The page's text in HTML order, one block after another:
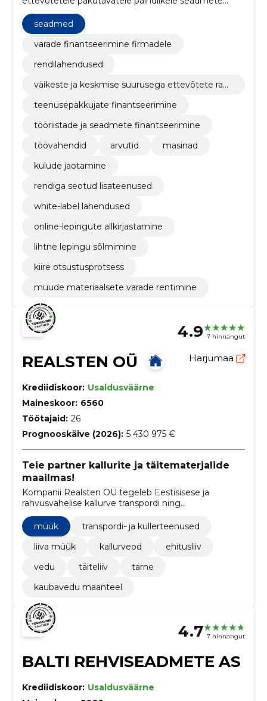
rendi- ja kasutusrendi lahendustele, hõlbustades
tööriistade ja seadmete finantseerimist ärimaailmas.
seadmed
varade finantseerimine firmadele
rendilahendused
väikeste ja keskmise suurusega ettevõtete raha
teenusepakkujate finantseerimine
tööriistade ja seadmete finantseerimine
töövahendid
arvutid
masinad
kulude jaotamine
rendiga seotud lisateenused
white-label lahendused
online-lepingute allkirjastamine
lihtne lepingu sõlmimine
kiire otsustusprotsess
muude materiaalsete varade rentimine
4.9 7 hinnangut
REALSTEN OÜ Harjumaa
Krediidiskoor: Usaldusväärne
Maineskoor: 6560
Töötajaid: 26
Prognooskäive (2026): 5 430 975 €
Teie partner kallurite ja täitematerjalide
maailmas!
Kompanii Realsten OÜ tegeleb Eestisisese ja
rahvusvahelise kallurve transpordi ning
täitematerjalide müügi ja veduga, pakkudes
usaldusväärseid ja mitmekülgseid logistikalahendusi.
müük
transpordi- ja kullerteenused
liiva müük
kallurveod
ehitusliiv
vedu
täiteliiv
tarne
kaubavedu maanteel
4.7 7 hinnangut
BALTI REHVISEADMETE AS
Krediidiskoor: Usaldusväärne